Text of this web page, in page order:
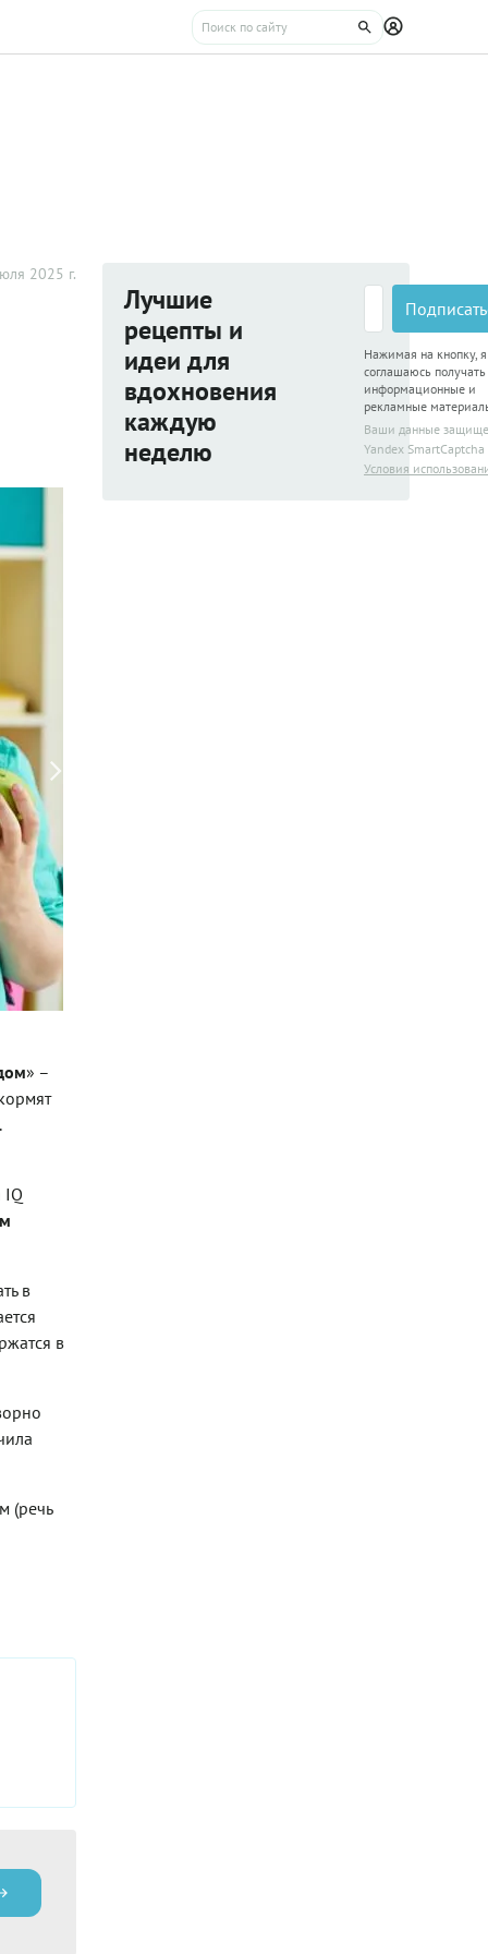
2025 г.
» –
IQ
в
в
(речь
Лучшие
рецепты и
идеи для
вдохновения
каждую
неделю
Нажимая на кнопку, я
соглашаюсь получать
информационные и
рекламные
Ваши данные
Yandex SmartCaptcha
Условия